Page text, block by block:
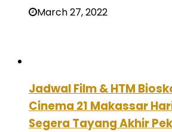
March 27, 2022
Jadwal Film & HTM
Cinema 21 Makassar
Segera Tayang Akhir